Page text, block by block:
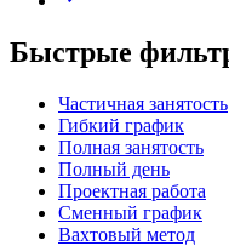
Быстрые
Частичная занятость
Гибкий график
Полная занятость
Полный день
Проектная работа
Сменный график
Вахтовый метод